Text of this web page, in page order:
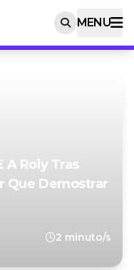
MENU
A Roly Tras
Que Demostrar
2 minuto/s